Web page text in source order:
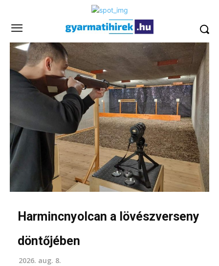
Harmincnyolcan a lövészverseny
döntőjében
2026. aug. 8.